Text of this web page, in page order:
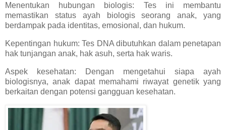
Menentukan hubungan biologis: Tes ini membantu
memastikan status ayah biologis seorang anak, yang
berdampak pada identitas, emosional, dan hukum.
Kepentingan hukum: Tes DNA dibutuhkan dalam penetapan
hak tunjangan anak, hak asuh, serta hak waris.
Aspek kesehatan: Dengan mengetahui siapa ayah
biologisnya, anak dapat memahami riwayat genetik yang
berkaitan dengan potensi gangguan kesehatan.